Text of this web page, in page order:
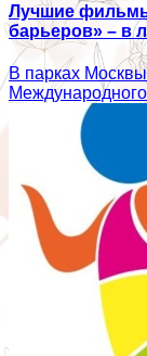
Лучшие
барьеров» – в
В парках